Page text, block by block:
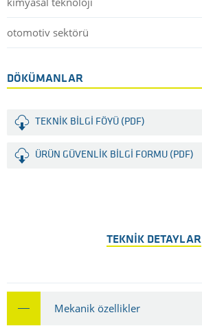
otomotiv sektörü
DÖKÜMANLAR
TEKNIK BILGI FÖYÜ (PDF)
ÜRÜN GÜVENLIK BILGI FORMU (PDF)
TEKNIK DETAYLAR
Mekanik özellikler